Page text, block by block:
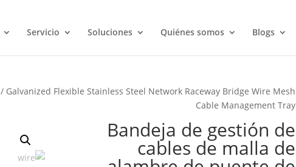
Blogs
Quiénes somos
Soluciones
Servicio
/ Galvanized Flexible Stainless Steel Network Raceway Bridge Wire Mesh
Cable Management Tray
Bandeja de gestión de
cables de malla de